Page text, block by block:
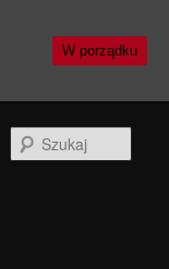
W porządku